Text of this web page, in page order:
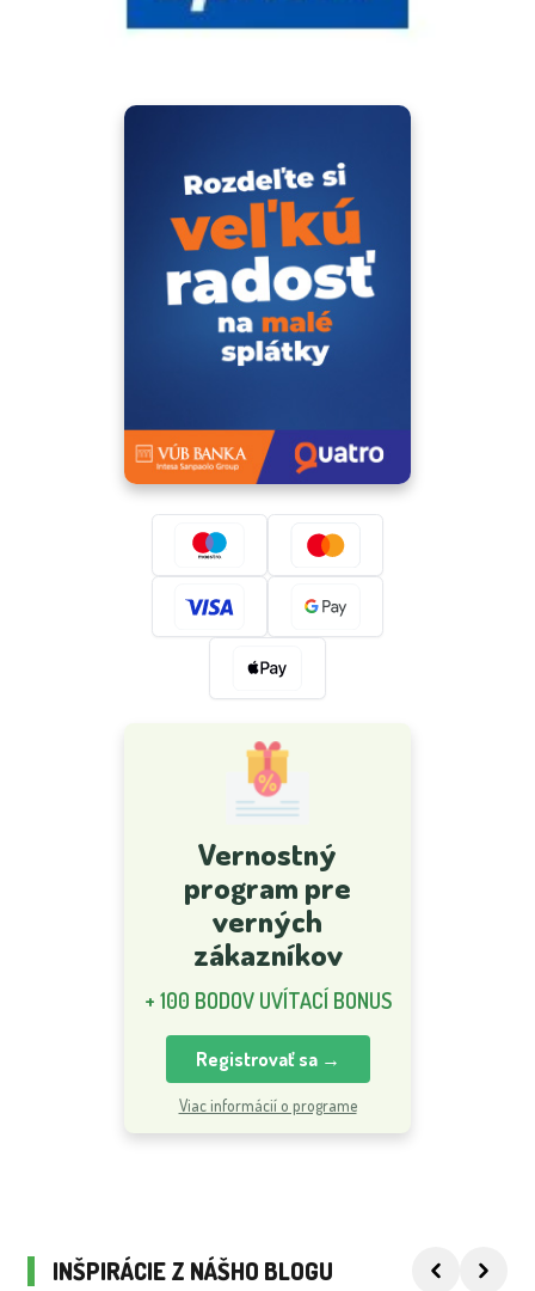
Vernostný
program pre
verných
zákazníkov
+ 100 BODOV UVÍTACÍ BONUS
Registrovať sa →
Viac informácií o programe
INŠPIRÁCIE Z NÁŠHO BLOGU